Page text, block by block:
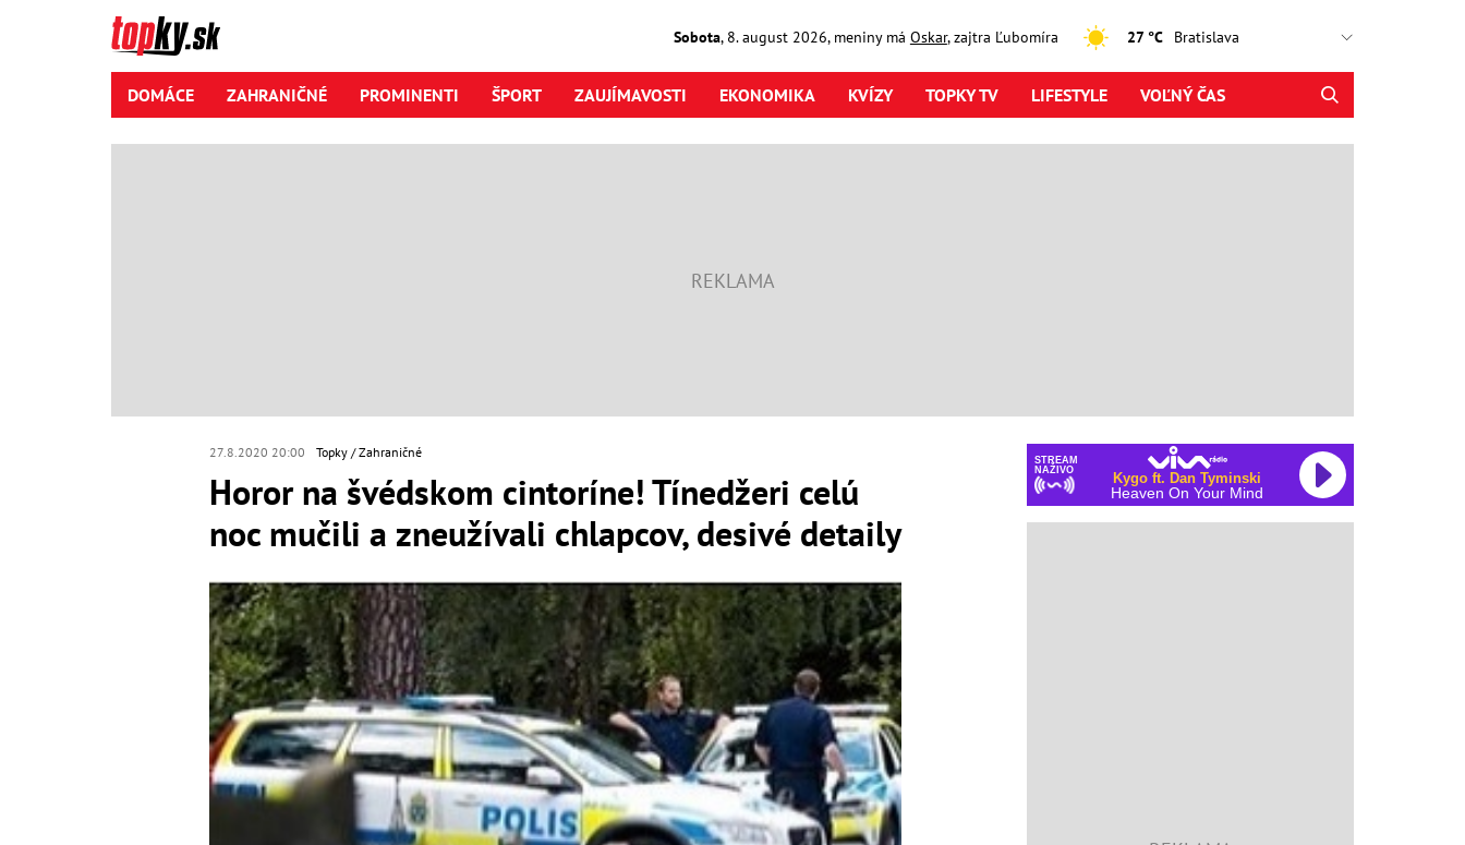
Sobota, 8. august2026, meniny má Oskar, zajtra Ľubomíra 27 °C
DOMÁCE ZAHRANIČNÉ PROMINENTI ŠPORT ZAUJÍMAVOSTI EKONOMIKA KVÍZY TOPKY TV LIFESTYLE VOĽNÝ ČAS
27.8.2020 20:00 Topky Zahraničné
Horor na švédskom cintoríne! Tínedžeri celú
noc mučili a zneužívali chlapcov, desivé detaily
STREAM
NAŽIVO
Kygo ft. Dan Tyminski
Heaven On Your Mind